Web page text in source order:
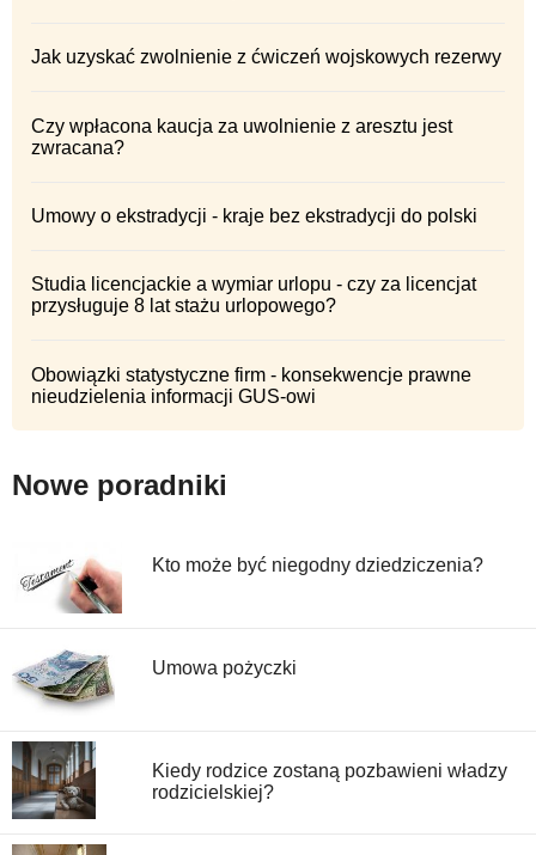
Jak uzyskać zwolnienie z ćwiczeń wojskowych rezerwy
Czy wpłacona kaucja za uwolnienie z aresztu jest
zwracana?
Umowy o ekstradycji - kraje bez ekstradycji do polski
Studia licencjackie a wymiar urlopu - czy za licencjat
przysługuje 8 lat stażu urlopowego?
Obowiązki statystyczne firm - konsekwencje prawne
nieudzielenia informacji GUS-owi
Nowe poradniki
Kto może być niegodny dziedziczenia?
Umowa pożyczki
Kiedy rodzice zostaną pozbawieni władzy
rodzicielskiej?